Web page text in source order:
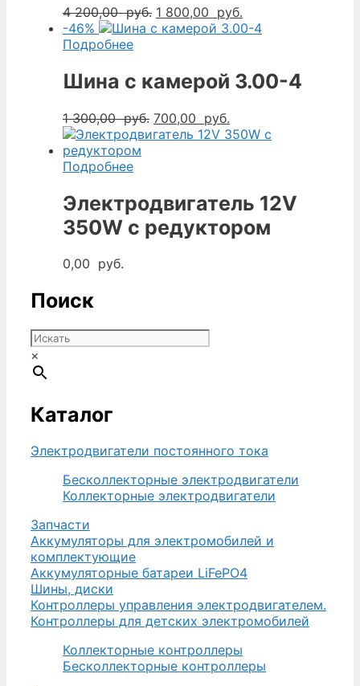
4 200,00руб. Первоначальная
цена
200,00
руб..
1 800,00 руб.
цена:
руб..
-46%
Подробнее
Шина с камерой 3.00-4
1 300,00руб. Первоначальная
цена
руб..
700,00 руб.
цена:
Подробнее
Электродвигатель 12V
350W с редуктором
0,00 руб.
Поиск
×
Каталог
Электродвигатели постоянного тока
Бесколлекторные электродвигатели
Коллекторные электродвигатели
Запчасти
Аккумуляторы для электромобилей и
комплектующие
Аккумуляторные батареи LiFePO4
Шины, диски
Контроллеры управления электродвигателем.
Контроллеры для детских электромобилей
Коллекторные контроллеры
Бесколлекторные контроллеры